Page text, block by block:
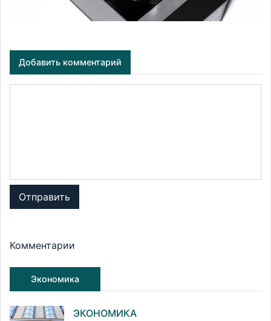
Добавить комментарий
Отправить
Комментарии
Экономика
ЭКОНОМИКА